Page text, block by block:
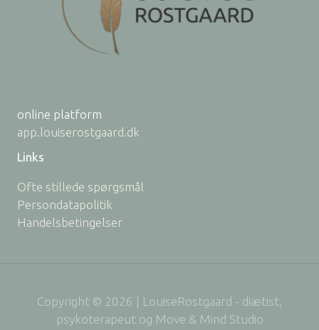
online platform
app.louiserostgaard.dk
Links
Ofte stillede spørgsmål
Persondatapolitik
Handelsbetingelser
Copyright © 2026 | LouiseRostgaard - diætist,
psykoterapeut og Move & Mind Studio